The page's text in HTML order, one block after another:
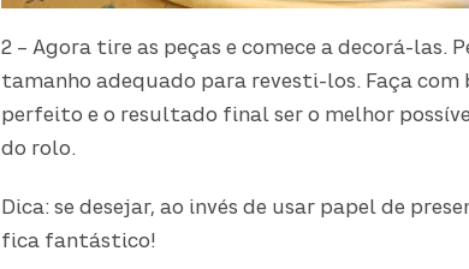
2 – Agora tire as peças e comece a decorá-las.
tamanho adequado para revesti-los. Faça
perfeito e o resultado final ser o melhor
do rolo.
Dica: se desejar, ao invés de usar papel de
fica fantástico!